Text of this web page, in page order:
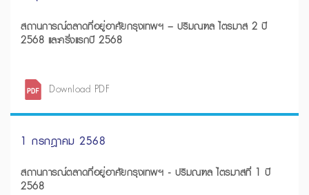
สถานการณ์ตลาดที่อยู่อาศัยกรุงเทพฯ – ปริมณฑล ไตรมาส 2 ปี
2568 และครึ่งแรกปี 2568
Download PDF
1 กรกฎาคม 2568
สถานการณ์ตลาดที่อยู่อาศัยกรุงเทพฯ - ปริมณฑล ไตรมาสที่ 1 ปี
2568